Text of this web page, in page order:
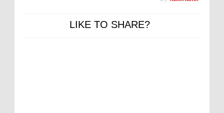
LIKE TO SHARE?